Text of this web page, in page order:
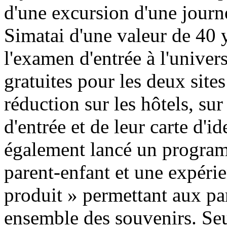
d'une excursion d'une
Simatai d'une valeur de 40
l'examen d'entrée à
gratuites pour les deux
réduction sur les hôtels,
d'entrée et de leur carte
également lancé un
parent-enfant et une
produit » permettant aux
ensemble des souvenirs.